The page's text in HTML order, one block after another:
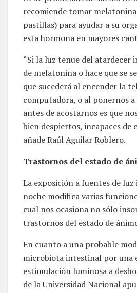
recomiende tomar
pastillas) para ayudar a su
esta hormona en mayores
“Si la luz tenue del atardecer
de melatonina o hace que se
que sucederá al encender la
computadora, o al ponernos
antes de acostarnos es que
bien despiertos, incapaces de
añade Raúl Aguilar Roblero.
Trastornos del estado de
La exposición a fuentes de
noche modifica varias
cual nos ocasiona no sólo
trastornos del estado de
En cuanto a una probable
microbiota intestinal por una
estimulación luminosa a
de la Universidad Nacional